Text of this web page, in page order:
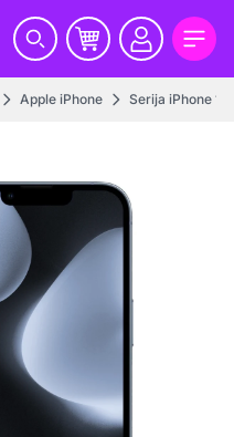
Apple iPhone Serija iPhone 13